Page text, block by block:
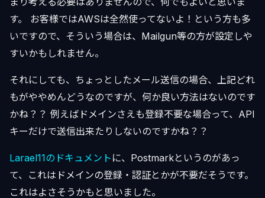
す。 お客様ではAWSは全然使ってないよ！という方も多
いですので、そういう場合は、Mailgun等の方が設定しや
すいかもしれません。
それにしても、ちょっとしたメール送信の場合、上記どれ
もがややめんどうなのですが、何か良い方法はないのです
かね？？ 例えばドメインさえも登録不要な場合って、API
キーだけで送信出来たりしないのですかね？？
Larael11のドキュメント に、Postmarkというのがあっ
て、これはドメインの登録・認証とかが不要だそうです。
これはよさそうかもと思いました。